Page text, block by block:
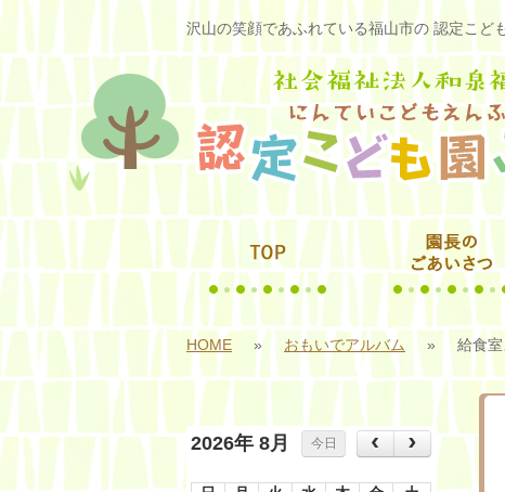
沢山の笑顔であふれている福山市の 認定こど
HOME » おもいでアルバム » 給食室
2026年 8月 今日